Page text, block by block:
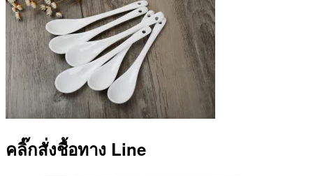
คลิ๊กสั่งชื้อทาง Line